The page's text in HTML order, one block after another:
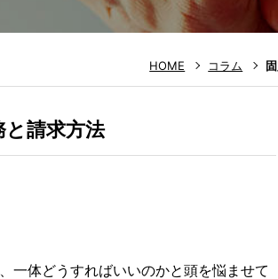
HOME コラム
請求方法
一体どうすればいいのかと頭を悩ませて